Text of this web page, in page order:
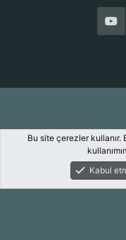
Keşfet
Bu site çerezler
Kabul